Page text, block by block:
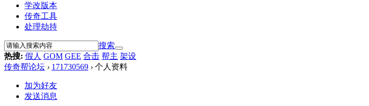
学改版本
传奇工具
处理劫持
搜索
热搜: 假人 GOM GEE 合击 帮主 架设
传奇帮论坛 › 171730569 › 个人资料
加为好友
发送消息